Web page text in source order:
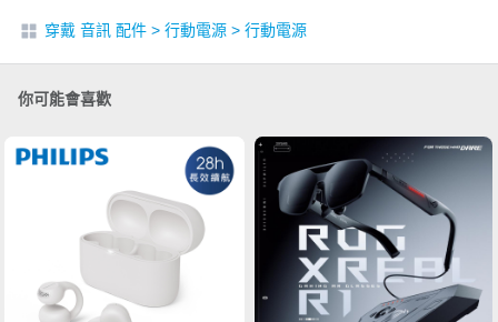
穿戴 音訊 配件 > 行動電源 > 行動電源
你可能會喜歡